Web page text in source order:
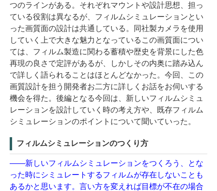
つのラインがある。それぞれマウントや設計思想、担っ
ている役割は異なるが、フィルムシミュレーションとい
った画質面の設計は共通している。同社製カメラを使用
していく上で大きな魅力となっているこの画質面につい
ては、フィルム製造に関わる蓄積や歴史を背景にした色
再現の良さで定評があるが、しかしその内奥に踏み込ん
で詳しく語られることはほとんどなかった。今回、この
画質設計を担う開発者お二方に詳しくお話をお伺いする
機会を得た。後編となる今回は、新しいフィルムシミュ
レーションを設計していく時の考え方や、既存フィルム
シミュレーションのポイントについて聞いていった。
フィルムシミュレーションのつくり方
——新しいフィルムシミュレーションをつくろう、とな
った時にシミュレートするフィルムが存在しないことも
あるかと思います。言い方を変えれば目標が不在の場合